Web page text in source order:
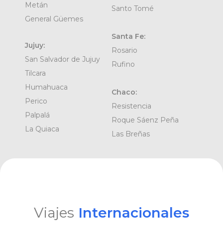
Metán
General Güemes
Jujuy:
San Salvador de Jujuy
Tilcara
Humahuaca
Perico
Palpalá
La Quiaca
Santo Tomé
Santa Fe:
Rosario
Rufino
Chaco:
Resistencia
Roque Sáenz Peña
Las Breñas
Viajes Internacionales